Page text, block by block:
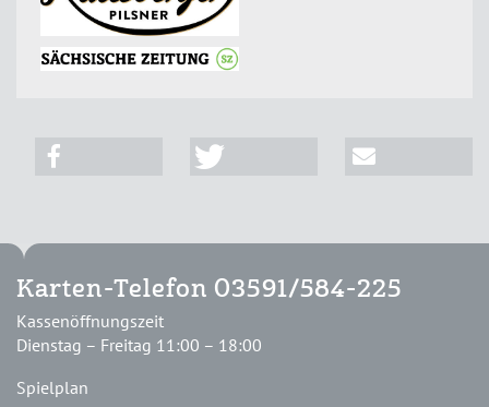
Karten-Telefon 03591/584-225
Kassenöffnungszeit
Dienstag – Freitag 11:00 – 18:00
Spielplan